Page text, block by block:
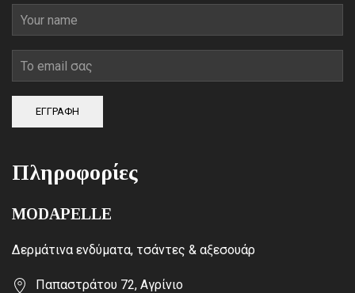
ΕΓΓΡΑΦΗ
Πληροφορίες
MODAPELLE
Δερμάτινα ενδύματα, τσάντες & αξεσουάρ
Παπαστράτου 72, Αγρίνιο